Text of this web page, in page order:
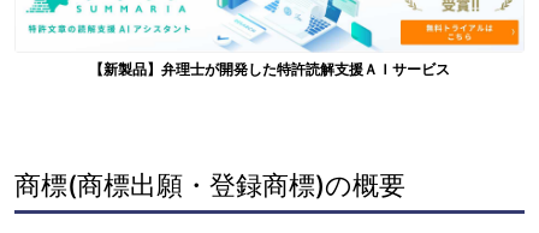
【新製品】弁理士が開発した特許読解支援ＡＩサービス
商標(商標出願・登録商標)の概要